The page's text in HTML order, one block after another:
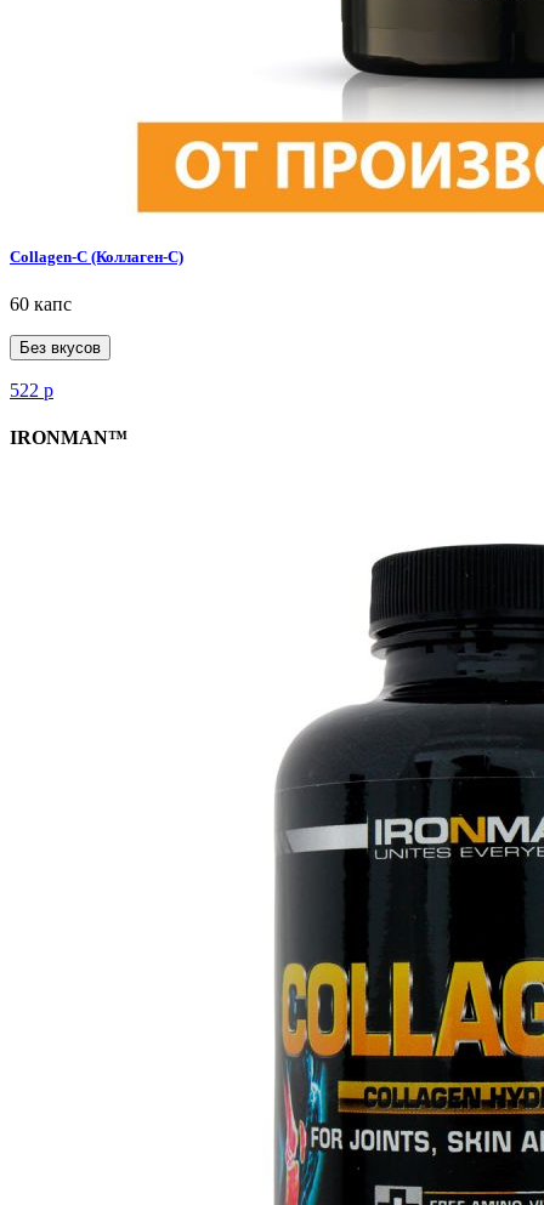
Collagen-C (Коллаген-С)
60 капс
Без вкусов
522 р
IRONMAN™